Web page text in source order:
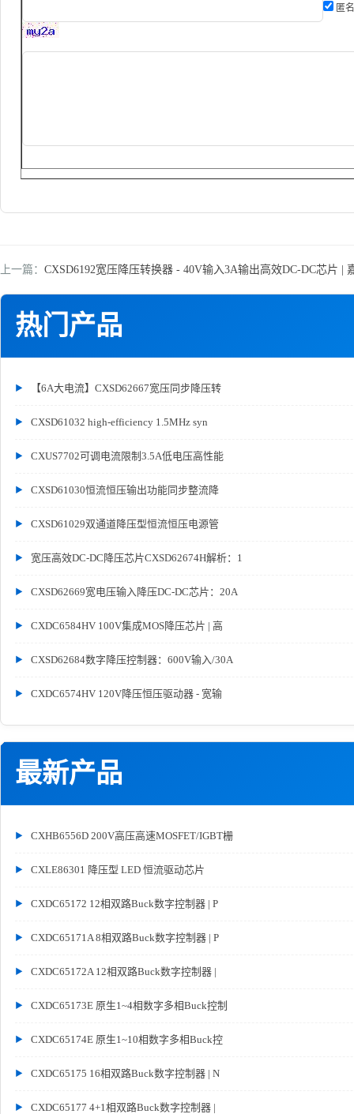
热门产品
【6A大电流】CXSD62667宽压同步降压转
CXSD61032 high-efficiency 1.5MHz syn
CXUS7702可调电流限制3.5A低电压高性能
CXSD61030恒流恒压输出功能同步整流降
CXSD61029双通道降压型恒流恒压电源管
宽压高效DC-DC降压芯片CXSD62674H解析：1
CXSD62669宽电压输入降压DC-DC芯片：20A
CXDC6584HV 100V集成MOS降压芯片 | 高
CXSD62684数字降压控制器：600V输入/30A
CXDC6574HV 120V降压恒压驱动器 - 宽输
最新产品
CXHB6556D 200V高压高速MOSFET/IGBT栅
CXLE86301 降压型 LED 恒流驱动芯片
CXDC65172 12相双路Buck数字控制器 | P
CXDC65171A 8相双路Buck数字控制器 | P
CXDC65172A 12相双路Buck数字控制器 |
CXDC65173E 原生1~4相数字多相Buck控制
CXDC65174E 原生1~10相数字多相Buck控
CXDC65175 16相双路Buck数字控制器 | N
CXDC65177 4+1相双路Buck数字控制器 |
匿
上一篇： CXSD6192宽压降压转换器 - 40V输入3A输出高效DC-DC芯片 |